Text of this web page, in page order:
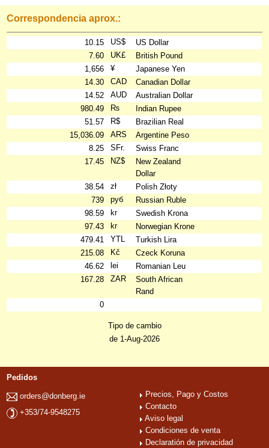
Correspondencia aprox.:
10.15 US$
US Dollar
7.60
UK£
British Pound
1,656
¥
Japanese Yen
14.30
CAD
Canadian Dollar
14.52
AUD
Australian Dollar
980.49
₨
Indian Rupee
51.57
R$
Brazilian Real
15,036.09
ARS
Argentine Peso
8.25
SFr.
Swiss Franc
17.45
NZ$
New Zealand
Dollar
38.54
zł
Polish Złoty
739
руб
Russian Ruble
98.59
kr
Swedish Krona
97.43
kr
Norwegian Krone
479.41
YTL
Turkish Lira
215.08
Kč
Czeck Koruna
46.62
lei
Romanian Leu
167.28
ZAR
South African
Rand
0
Tipo de cambio
de 1-Aug-2026
Pedidos
orders@donberg.ie
+353/74-9548275
Precios, Pago y Costos
Contacto
Aviso legal
Condiciones de venta
Declaratión de privacidad